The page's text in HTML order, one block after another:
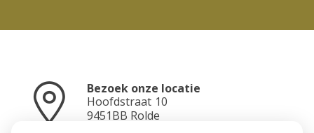
Bezoek onze locatie
Hoofdstraat 10
9451BB Rolde